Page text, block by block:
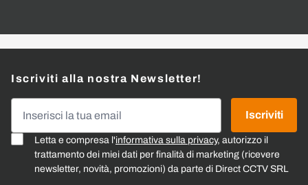
Iscriviti alla nostra Newsletter!
Letta e compresa l'informativa sulla privacy, autorizzo il
trattamento dei miei dati per finalità di marketing (ricevere
newsletter, novità, promozioni) da parte di Direct CCTV SRL
Iscriviti